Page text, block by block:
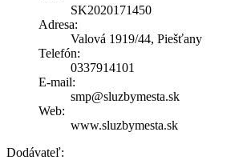
SK2020171450
Adresa:
Valová 1919/44, Piešťany
Telefón:
0337914101
E-mail:
smp@sluzbymesta.sk
Web:
www.sluzbymesta.sk
Dodávateľ: